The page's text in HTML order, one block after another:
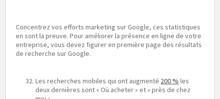
Concentrez vos efforts marketing sur Google, ces statistiques
en sont la preuve. Pour améliorer la présence en ligne de votre
entreprise, vous devez figurer en première page des résultats
de recherche sur Google.
Les recherches mobiles qui ont augmenté 200 % les
deux dernières sont « Où acheter » et « près de chez